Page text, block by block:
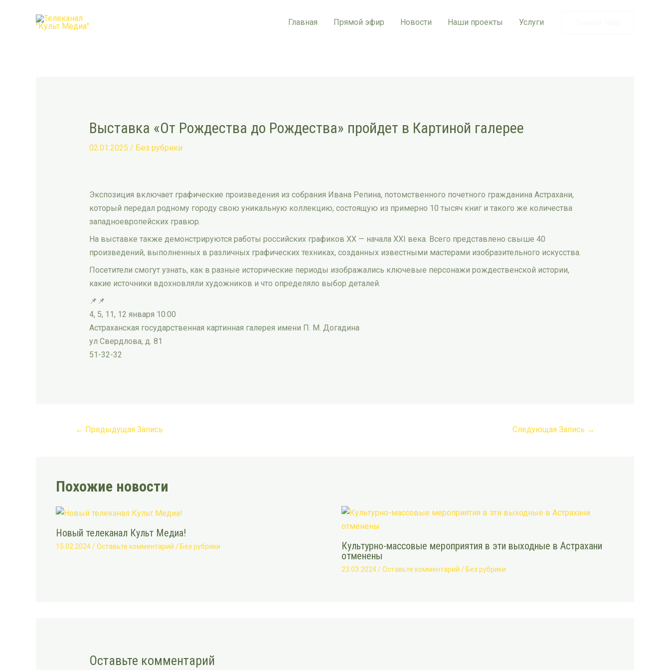
Главная Прямой эфир Новости Наши проекты Услуги
Выставка «От Рождества до Рождества» пройдет в Картиной галерее
02.01.2025 / Без рубрики
Экспозиция включает графические произведения из собрания Ивана Репина, потомственного почетного гражданина Астрахани,
который передал родному городу свою уникальную коллекцию, состоящую из примерно 10 тысяч книг и такого же количества
западноевропейских гравюр.
На выставке также демонстрируются работы российских графиков XX — начала XXI века. Всего представлено свыше 40
произведений, выполненных в различных графических техниках, созданных известными мастерами изобразительного искусства.
Посетители смогут узнать, как в разные исторические периоды изображались ключевые персонажи рождественской истории,
какие источники вдохновляли художников и что определяло выбор деталей.
📌📌
4, 5, 11, 12 января 10:00
Астраханская государственная картинная галерея имени П. М. Догадина
ул Свердлова, д. 81
51-32-32
navigation
← Предыдущая Запись Следующая Запись →
Похожие новости
Новый телеканал Культ Медиа!
15.02.2024/Оставьте комментарий / Без рубрики
Культурно-массовые мероприятия в эти выходные в Астрахани
отменены
23.03.2024/Оставьте комментарий / Без рубрики
Оставьте комментарий